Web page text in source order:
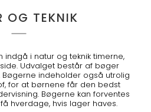
OG TEKNIK
indgå i natur og teknik timerne,
Udvalget består af bøger
indeholder også utrolig
for at børnene får den bedst
Bøgerne kan forventes
hverdage, hvis lager haves.